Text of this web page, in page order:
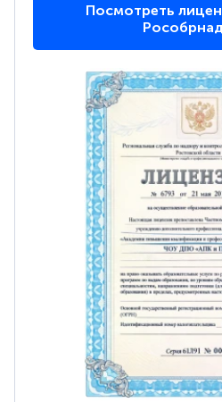
Посмотреть